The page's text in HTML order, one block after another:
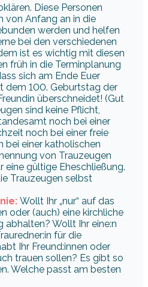
Diese Personen
von Anfang an in die
werden und helfen
bei den verschiedenen
ist es wichtig mit diesen
früh in die Terminplanung
sich am Ende Euer
dem 100. Geburtstag der
überschneidet! (Gut
sind keine Pflicht,
noch bei einer
noch bei einer freie
bei einer katholischen
von Trauzeugen
eine gültige Eheschließung.
Trauzeugen selbst
Wollt Ihr „nur“ auf das
oder (auch) eine kirchliche
abhalten? Wollt Ihr eine:n
für die
Ihr Freund:innen oder
trauen sollen? Es gibt so
Welche passt am besten